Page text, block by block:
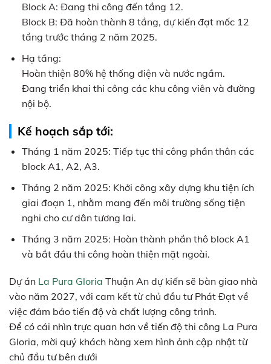
Block A: Đang thi công đến tầng 12.
Block B: Đã hoàn thành 8 tầng, dự kiến đạt mốc 12
tầng trước tháng 2 năm 2025.
Hạ tầng:
Hoàn thiện 80% hệ thống điện và nước ngầm.
Đang triển khai thi công các khu công viên và đường
nội bộ.
Kế hoạch sắp tới:
Tháng 1 năm 2025: Tiếp tục thi công phần thân các
block A1, A2, A3.
Tháng 2 năm 2025: Khởi công xây dựng khu tiện ích
giai đoạn 1, nhằm mang đến môi trường sống tiện
nghi cho cư dân tương lai.
Tháng 3 năm 2025: Hoàn thành phần thô block A1
và bắt đầu thi công hoàn thiện mặt ngoài.
Dự án La Pura Gloria Thuận An dự kiến sẽ bàn giao nhà
vào năm 2027, với cam kết từ chủ đầu tư Phát Đạt về
việc đảm bảo tiến độ và chất lượng công trình.
Để có cái nhìn trực quan hơn về tiến độ thi công La Pura
Gloria, mời quý khách hàng xem hình ảnh cập nhật từ
chủ đầu tư bên dưới